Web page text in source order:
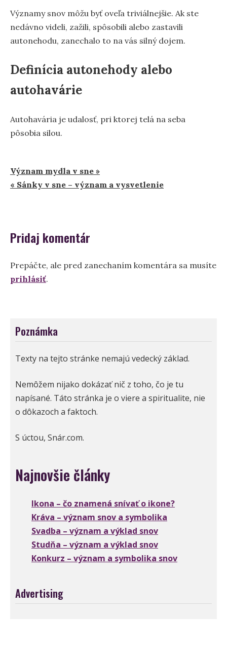
Významy snov môžu byť oveľa triviálnejšie. Ak ste
nedávno videli, zažili, spôsobili alebo zastavili
autonehodu, zanechalo to na vás silný dojem.
Definícia autonehody alebo
autohavárie
Autohavária je udalosť, pri ktorej telá na seba
pôsobia silou.
Navigácia
v
Význam mydla v sne »
« Sánky v sne – význam a vysvetlenie
Pridaj komentár
Prepáčte, ale pred zanechaním komentára sa musíte
prihlásiť.
Poznámka
Texty na tejto stránke nemajú vedecký základ.
Nemôžem nijako dokázať nič z toho, čo je tu
napísané. Táto stránka je o viere a spiritualite, nie
o dôkazoch a faktoch.
S úctou, Snár.com.
Najnovšie články
Ikona – čo znamená snívať o ikone?
Kráva – význam snov a symbolika
Svadba – význam a výklad snov
Studňa – význam a výklad snov
Konkurz – význam a symbolika snov
Advertising